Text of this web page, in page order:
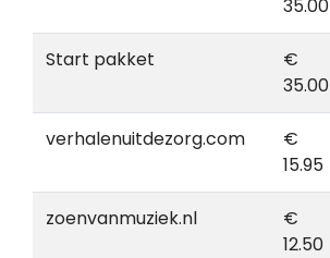
35.00
Start pakket
€
35.00
verhalenuitdezorg.com
€
15.95
zoenvanmuziek.nl
€
12.50